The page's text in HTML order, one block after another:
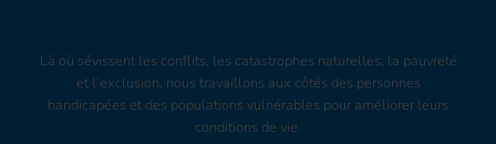
Là où sévissent les conflits, les catastrophes naturelles, la pauvreté
et l’exclusion, nous travaillons aux côtés des personnes
handicapées et des populations vulnérables pour améliorer leurs
conditions de vie.